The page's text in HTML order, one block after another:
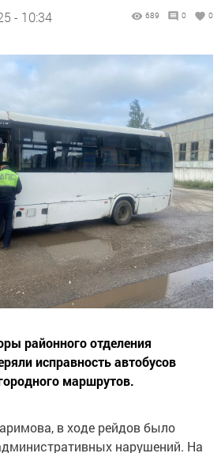
- 10:34 689 0 0
районного отделения
исправность автобусов
маршрутов.
в ходе рейдов было
нарушений. На